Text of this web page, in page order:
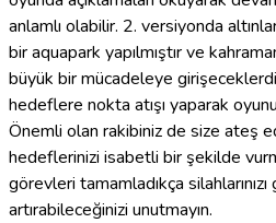
anlamlı olabilir. 2. versiyonda
bir aquapark yapılmıştır ve
büyük bir mücadeleye
hedeflere nokta atışı yaparak oyunu
Önemli olan rakibiniz de size ateş
hedeflerinizi isabetli bir şekilde
görevleri tamamladıkça silahlarınızı
artırabileceğinizi unutmayın.